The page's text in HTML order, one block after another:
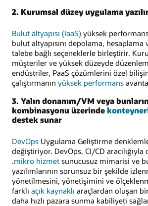
2. Kurumsal düzey uygulama
Bulut altyapısı (IaaS) yüksek
bulut altyapısını depolama, hesaplama
talebe bağlı seçeneklerle birleştirir.
müşteriler ve yüksek düzeyde
endüstriler, PaaS çözümlerini özel
çalıştırmanın yüksek performans
3. Yalın donanım/VM veya
kombinasyonu üzerinde
destek sunar
DevOps Uygulama Geliştirme
değiştiriyor. DevOps, CI/CD
.mikro hizmet sunucusuz mimarisi ve
yazılımlarının sorunsuz bir şekilde
yönetilmesini, yönetişimini ve
farklı açık kaynaklı araçlardan oluşan
daha hızlı pazara sunma kabiliyeti